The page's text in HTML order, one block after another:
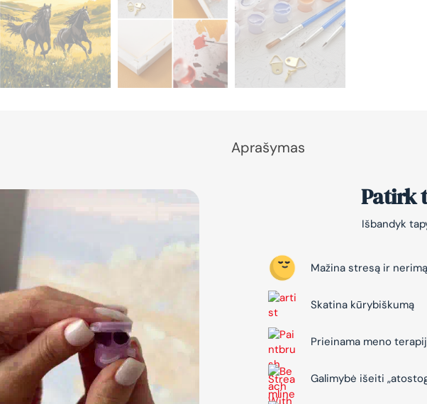
Aprašymas
Patirk
Išbandyk
Mažina stresą ir nerimą
Skatina kūrybiškumą
Prieinama meno
Galimybė išeiti